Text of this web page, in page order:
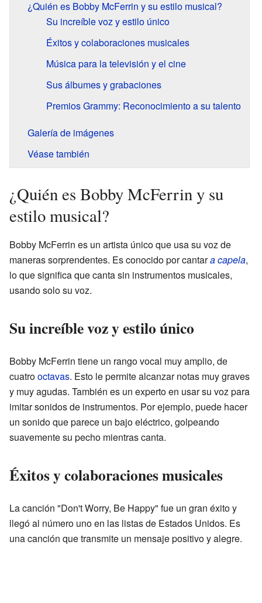
¿Quién es Bobby McFerrin y su estilo musical?
Su increíble voz y estilo único
Éxitos y colaboraciones musicales
Música para la televisión y el cine
Sus álbumes y grabaciones
Premios Grammy: Reconocimiento a su talento
Galería de imágenes
Véase también
¿Quién es Bobby McFerrin y su
estilo musical?
Bobby McFerrin es un artista único que usa su voz de
maneras sorprendentes. Es conocido por cantara capela,
lo que significa que canta sin instrumentos musicales,
usando solo su voz.
Su increíble voz y estilo único
Bobby McFerrin tiene un rango vocal muy amplio, de
cuatrooctavas. Esto le permite alcanzar notas muy graves
y muy agudas. También es un experto en usar su voz para
imitar sonidos de instrumentos. Por ejemplo, puede hacer
un sonido que parece un bajo eléctrico, golpeando
suavemente su pecho mientras canta.
Éxitos y colaboraciones musicales
La canción "Don't Worry, Be Happy" fue un gran éxito y
llegó al número uno en las listas de Estados Unidos. Es
una canción que transmite un mensaje positivo y alegre.